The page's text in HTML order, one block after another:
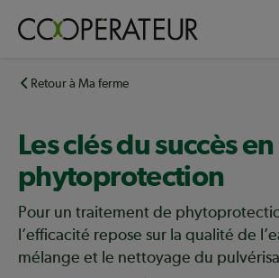
principalRetour à Ma ferme
Les clés du succès en
phytoprotection
Pour un traitement de
l’efficacité repose sur la qualité de
mélange et le nettoyage du